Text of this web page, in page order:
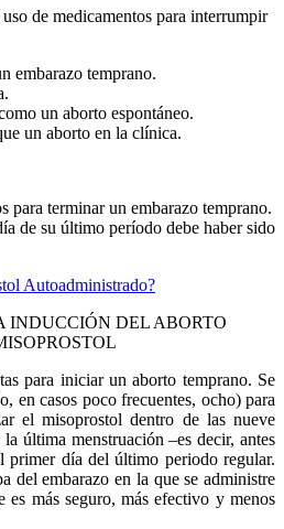
de medicamentos para interrumpir
embarazo temprano.
un aborto espontáneo.
un aborto en la clínica.
para terminar un embarazo temprano.
de su último período debe haber sido
Autoadministrado?
INDUCCIÓN DEL ABORTO
para iniciar un aborto temprano. Se
en casos poco frecuentes, ocho) para
el misoprostol dentro de las nueve
última menstruación –es decir, antes
primer día del último periodo regular.
del embarazo en la que se administre
es más seguro, más efectivo y menos